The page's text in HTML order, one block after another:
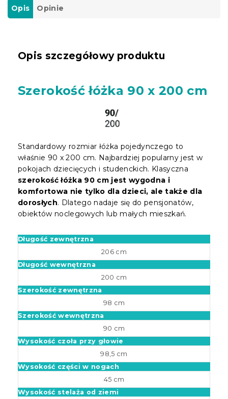
Opis Opinie
Opis szczegółowy produktu
Szerokość łóżka 90 x 200 cm
Standardowy rozmiar łóżka pojedynczego to
właśnie 90 x 200 cm. Najbardziej popularny jest w
pokojach dziecięcych i studenckich. Klasyczna
szerokość łóżka 90 cm jest wygodna i
komfortowa nie tylko dla dzieci, ale także dla
dorosłych. Dlatego nadaje się do pensjonatów,
obiektów noclegowych lub małych mieszkań.
Długość zewnętrzna
206 cm
Długość wewnętrzna
200 cm
Szerokość zewnętrzna
98 cm
Szerokość wewnętrzna
90 cm
Wysokość czoła przy głowie
98,5 cm
Wysokość części w nogach
45 cm
Wysokość stelaża od ziemi